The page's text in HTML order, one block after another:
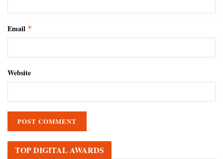
Email *
Website
TOP DIGITAL AWARDS